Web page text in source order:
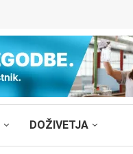
DOŽIVETJA